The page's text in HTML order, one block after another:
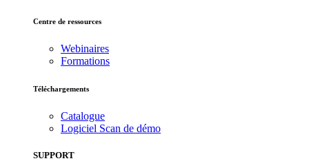
Centre de ressources
Webinaires
Formations
Téléchargements
Catalogue
Logiciel Scan de démo
SUPPORT